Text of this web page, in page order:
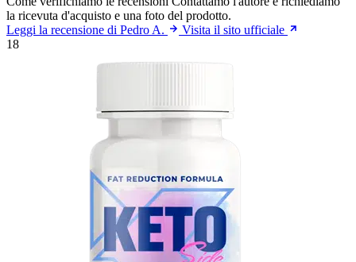
la ricevuta d'acquisto e una foto del prodotto.
Leggi la recensione di Pedro A.
Visita il sito ufficiale
18